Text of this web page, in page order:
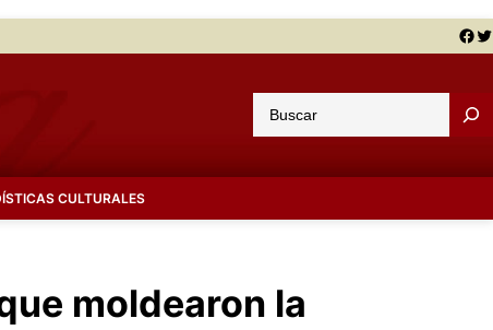
Facebook Twitter
u
a
CULTURALES
moldearon la